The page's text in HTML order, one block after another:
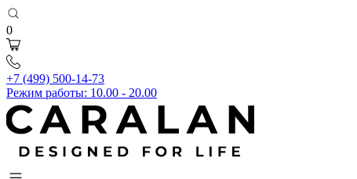
0
+7 (499) 500-14-73
Режим работы: 10.00 - 20.00